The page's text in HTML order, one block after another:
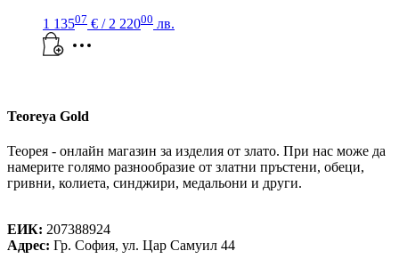
1 13507 € / 2 22000 лв.
Teoreya Gold
Теорея - онлайн магазин за изделия от злато. При нас може да
намерите голямо разнообразие от златни пръстени, обеци,
гривни, колиета, синджири, медальони и други.
ЕИК: 207388924
Адрес: Гр. София, ул. Цар Самуил 44